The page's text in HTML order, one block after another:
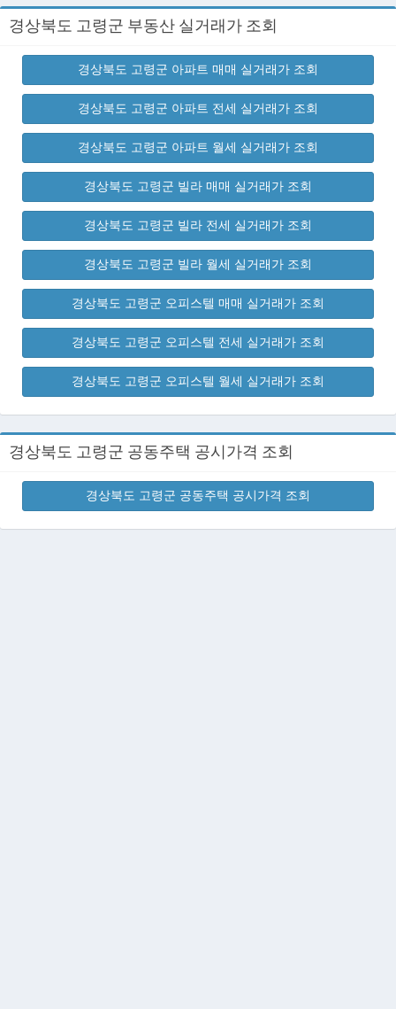
경상북도 고령군 부동산 실거래가 조회
경상북도 고령군 아파트 매매 실거래가 조회
경상북도 고령군 아파트 전세 실거래가 조회
경상북도 고령군 아파트 월세 실거래가 조회
경상북도 고령군 빌라 매매 실거래가 조회
경상북도 고령군 빌라 전세 실거래가 조회
경상북도 고령군 빌라 월세 실거래가 조회
경상북도 고령군 오피스텔 매매 실거래가 조회
경상북도 고령군 오피스텔 전세 실거래가 조회
경상북도 고령군 오피스텔 월세 실거래가 조회
경상북도 고령군 공동주택 공시가격 조회
경상북도 고령군 공동주택 공시가격 조회